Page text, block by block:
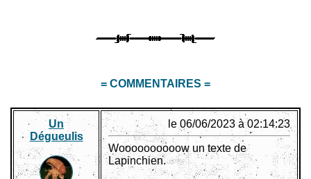
= COMMENTAIRES =
Un
Dégueulis
le 06/06/2023 à 02:14:23
Woooooooooow un texte de
Lapinchien.